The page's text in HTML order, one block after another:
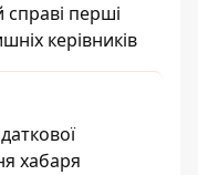
справі перші
керівників
хабаря